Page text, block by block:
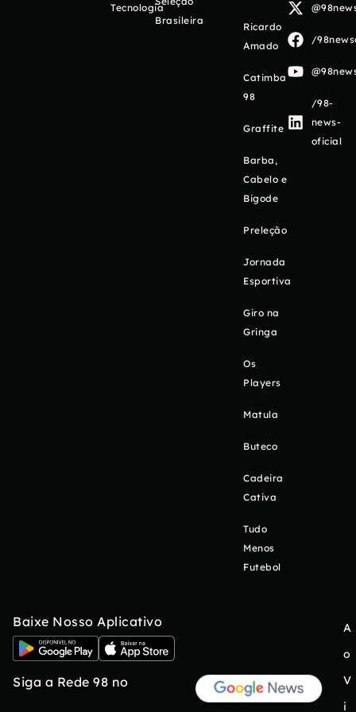
Tecnologia
Brasileira
Ricardo
Amado
Catimba
98
Graffite
Barba,
Cabelo e
Bigode
Preleção
Jornada
Esportiva
Giro na
Gringa
Os
Players
Matula
Buteco
Cadeira
Cativa
Tudo
Menos
Futebol
/
/98-
news-
oficial
Baixe Nosso Aplicativo
Siga a Rede 98 no
A
o
V
i